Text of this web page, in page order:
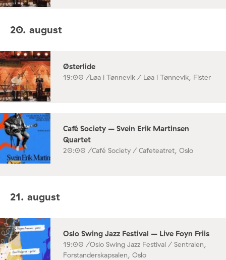
20. august
Østerlide
19:00 /Løa i Tønnevik / Løa i Tønnevik, Fister
Café Society – Svein Erik Martinsen
Quartet
20:00 /Café Society / Cafeteatret, Oslo
21. august
Oslo Swing Jazz Festival – Live Foyn Friis
19:00 /Oslo Swing Jazz Festival / Sentralen,
Forstanderskapsalen, Oslo